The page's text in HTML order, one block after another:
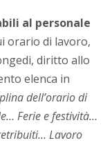
al personale
orario di lavoro,
diritto allo
elenca in
dell’orario di
Ferie e festività…
Lavoro